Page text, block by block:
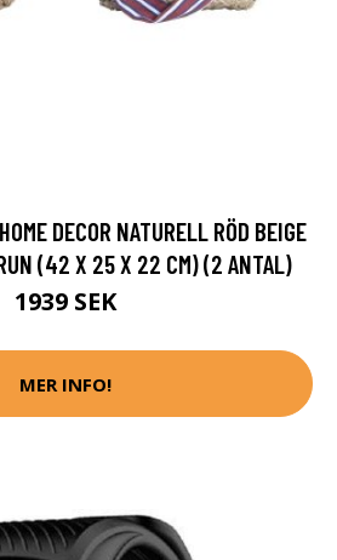
DECOR NATURELL RÖD BEIGE
(42 X 25 X 22 CM) (2 ANTAL)
1939 SEK
MER INFO!